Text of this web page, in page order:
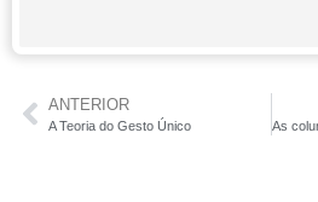
ANTERIOR
A Teoria do Gesto Único